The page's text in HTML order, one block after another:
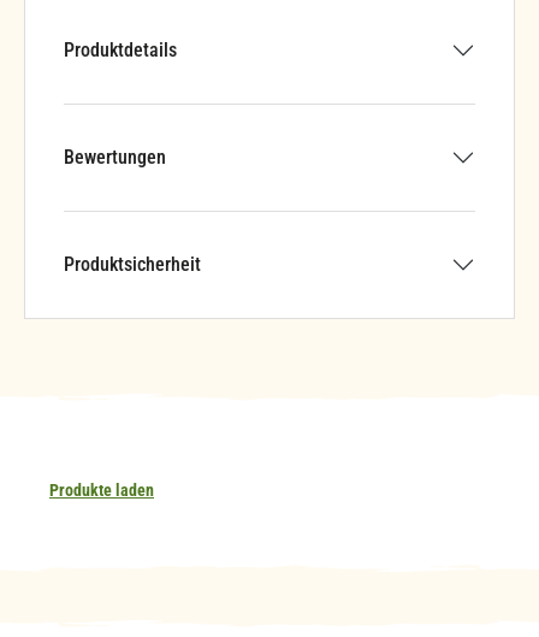
Produktdetails
Bewertungen
Produktsicherheit
Produkte laden